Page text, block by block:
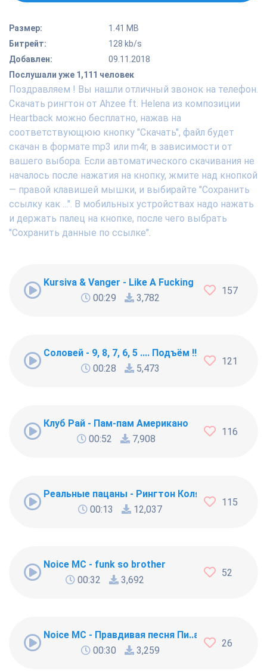
Размер:
1.41 MB
Битрейт:
128 kb/s
Добавлен:
09.11.2018
Послушали уже 1,111 человек
Поздравляем ! Вы нашли отличный звонок на телефон.
Скачать рингтон от Ahzee ft. Helena из композиции
Heartback можно бесплатно, нажав на
соответствующюю кнопку "Скачать", файл будет
скачан в формате mp3 или m4r, в зависимости от
вашего выбора. Если автоматического скачивания не
началось после нажатия на кнопку, жмите над кнопкой
— правой клавишей мышки, и выбирайте "Сохранить
ссылку как ...". В мобильных устройствах надо нажать
и держать палец на кнопке, после чего выбрать
"Сохранить данные по ссылке".
Kursiva & Vanger - Like A Fucking Newbie
00:29
3,782
157
Соловей - 9, 8, 7, 6, 5 .... Подъём !!!
00:28
5,473
121
Клуб Рай - Пам-пам Американо
00:52
7,908
116
Реальные пацаны - Рингтон Коляна
00:13
12,037
115
Noice MC - funk so brother
00:32
3,692
52
Noice MC - Правдивая песня Пи..абола
00:30
3,259
26